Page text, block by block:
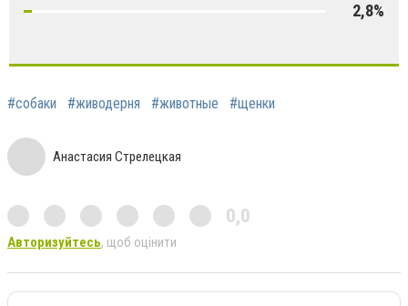
2,8%
#собаки #живодерня #животные #щенки
Анастасия Стрелецкая
0,0
Авторизуйтесь, щоб оцінити